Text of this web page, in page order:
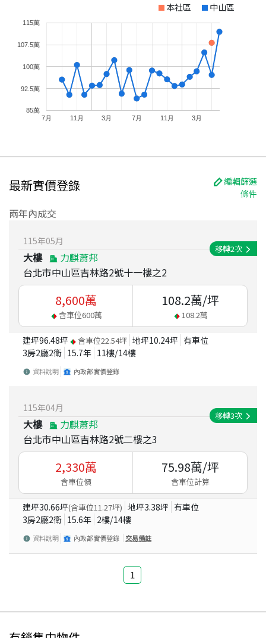
本社區 中山區
7月 11月 3月 7月 11月 3月
85萬
92.5萬
100萬
107.5萬
115萬
最新實價登錄
編輯篩選
條件
兩年內成交
115年05月
大樓
力麒蕭邦
台北市中山區吉林路2號十一樓之2
移轉2次
8,600萬
含車位600萬
108.2萬/坪
108.2萬
建坪96.48坪 含車位22.54坪 地坪10.24坪 有車位
3房2廳2衛 15.7年 11樓/14樓
資料說明 內政部實價登錄
115年04月
大樓
力麒蕭邦
台北市中山區吉林路2號二樓之3
移轉3次
2,330萬
含車位價
75.98萬/坪
含車位計算
建坪30.66坪(含車位11.27坪) 地坪3.38坪 有車位
3房2廳2衛 15.6年 2樓/14樓
資料說明 內政部實價登錄 交易備註
1